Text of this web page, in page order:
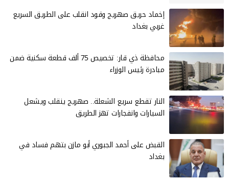
إخماد حريق صهريج وقود انقلب على الطريق السريع
غربي بغداد
محافظة ذي قار: تخصيص 75 ألف قطعة سكنية ضمن
مبادرة رئيس الوزراء
النار تقطع سريع الشعلة.. صهريج ينقلب ويشعل
السيارات وانفجارات تهز الطريق
القبض على أحمد الجبوري أبو مازن بتهم فساد في
بغداد